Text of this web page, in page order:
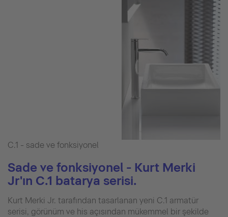
C.1 - sade ve fonksiyonel
Sade ve fonksiyonel - Kurt Merki
Jr'ın C.1 batarya serisi.
Kurt Merki Jr. tarafından tasarlanan yeni C.1 armatür
serisi, görünüm ve his açısından mükemmel bir şekilde